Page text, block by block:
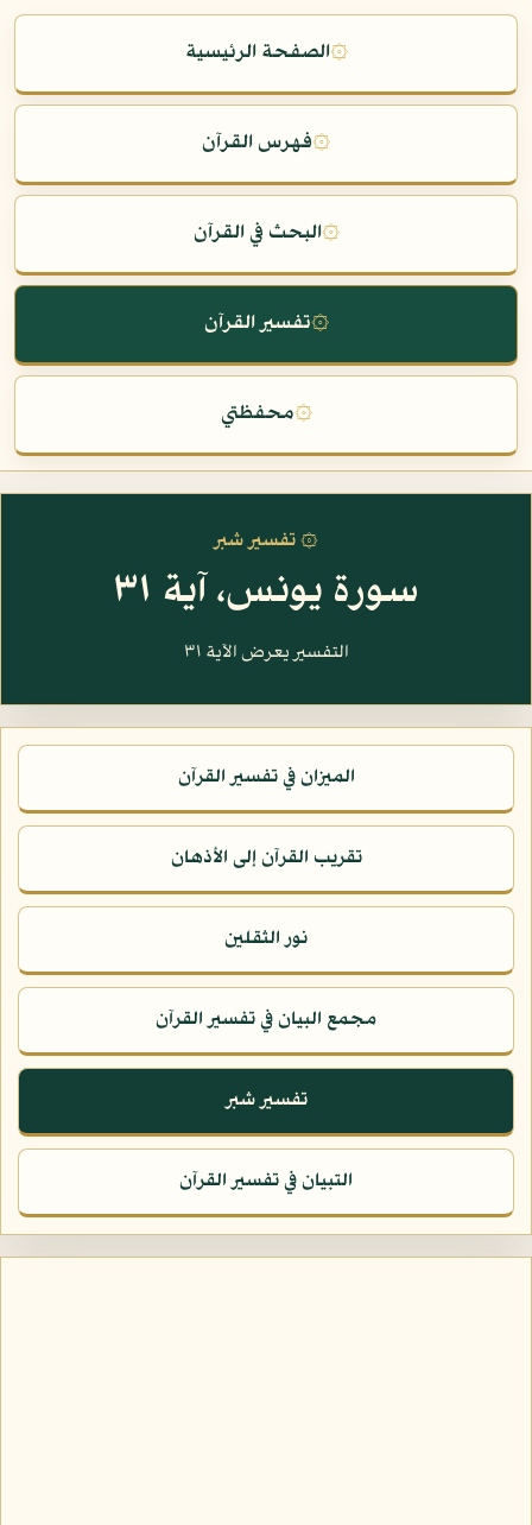
۞الصفحة الرئيسية
۞فهرس القرآن
۞البحث في القرآن
۞تفسير القرآن
۞محفظتي
۞ تفسير شبر
سورة يونس، آية ٣١
التفسير يعرض الآية ٣١
الميزان في تفسير القرآن
تقريب القرآن إلى الأذهان
نور الثقلين
مجمع البيان في تفسير القرآن
تفسير شبر
التبيان في تفسير القرآن